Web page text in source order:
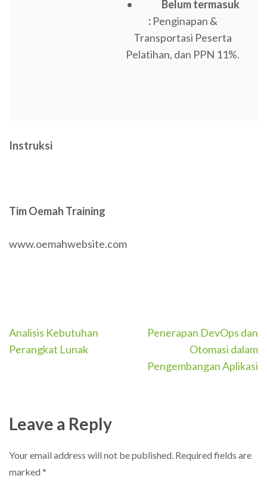
• Belum termasuk
: Penginapan &
Transportasi Peserta
Pelatihan, dan PPN 11%.
Instruksi
Tim Oemah Training
www.oemahwebsite.com
Post
navigation
Analisis Kebutuhan
Perangkat Lunak
Penerapan DevOps dan
Otomasi dalam
Pengembangan Aplikasi
Leave a Reply
Your email address will not be published. Required fields are
marked *